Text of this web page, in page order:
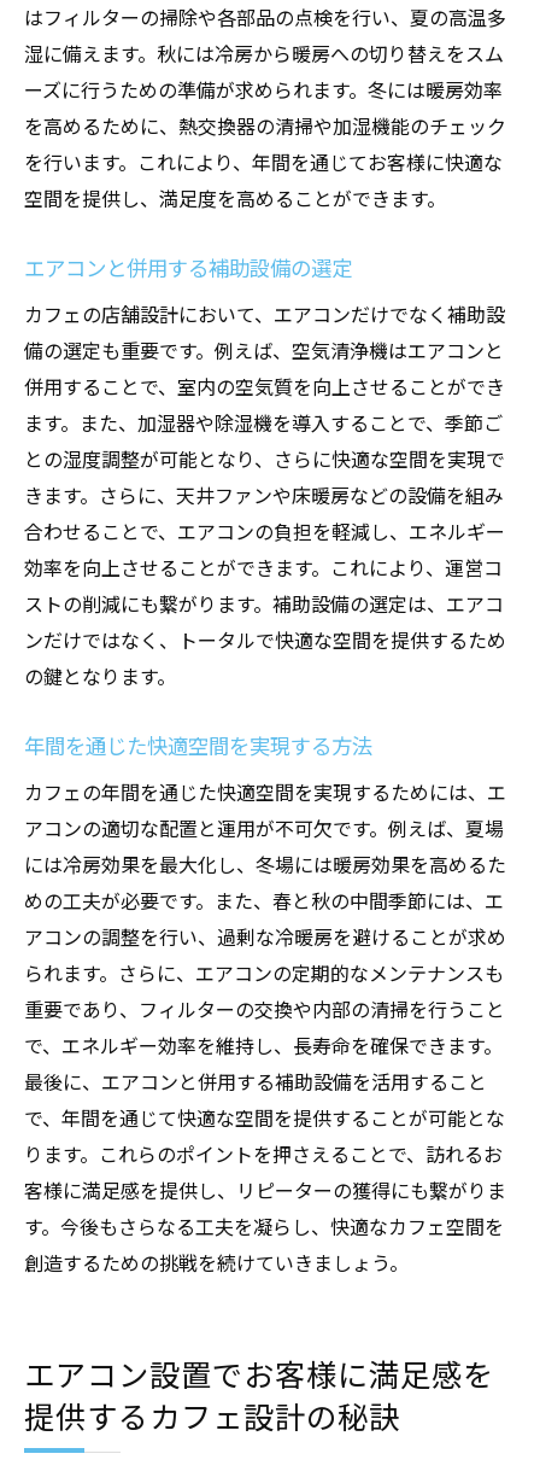
はフィルターの掃除や各部品の点検を行い、夏の高温多
湿に備えます。秋には冷房から暖房への切り替えをスム
ーズに行うための準備が求められます。冬には暖房効率
を高めるために、熱交換器の清掃や加湿機能のチェック
を行います。これにより、年間を通じてお客様に快適な
空間を提供し、満足度を高めることができます。
エアコンと併用する補助設備の選定
カフェの店舗設計において、エアコンだけでなく補助設
備の選定も重要です。例えば、空気清浄機はエアコンと
併用することで、室内の空気質を向上させることができ
ます。また、加湿器や除湿機を導入することで、季節ご
との湿度調整が可能となり、さらに快適な空間を実現で
きます。さらに、天井ファンや床暖房などの設備を組み
合わせることで、エアコンの負担を軽減し、エネルギー
効率を向上させることができます。これにより、運営コ
ストの削減にも繋がります。補助設備の選定は、エアコ
ンだけではなく、トータルで快適な空間を提供するため
の鍵となります。
年間を通じた快適空間を実現する方法
カフェの年間を通じた快適空間を実現するためには、エ
アコンの適切な配置と運用が不可欠です。例えば、夏場
には冷房効果を最大化し、冬場には暖房効果を高めるた
めの工夫が必要です。また、春と秋の中間季節には、エ
アコンの調整を行い、過剰な冷暖房を避けることが求め
られます。さらに、エアコンの定期的なメンテナンスも
重要であり、フィルターの交換や内部の清掃を行うこと
で、エネルギー効率を維持し、長寿命を確保できます。
最後に、エアコンと併用する補助設備を活用すること
で、年間を通じて快適な空間を提供することが可能とな
ります。これらのポイントを押さえることで、訪れるお
客様に満足感を提供し、リピーターの獲得にも繋がりま
す。今後もさらなる工夫を凝らし、快適なカフェ空間を
創造するための挑戦を続けていきましょう。
エアコン設置でお客様に満足感を
提供するカフェ設計の秘訣